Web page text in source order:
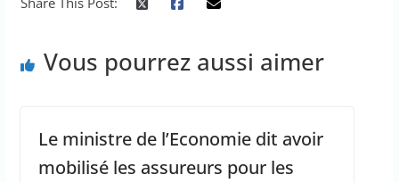
Vous pourrez aussi aimer
Le ministre de l’Economie dit avoir
mobilisé les assureurs pour les